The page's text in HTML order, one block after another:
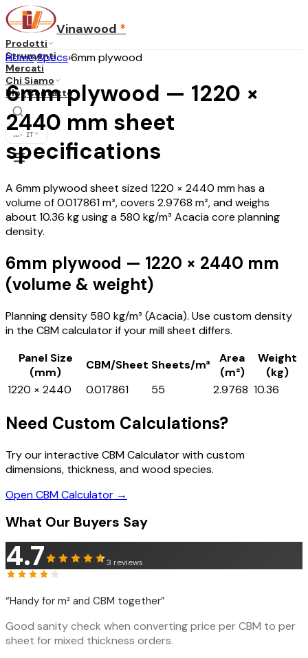
Vinawood *
Prodotti
Strumenti
Mercati
Chi Siamo
BlogContatto
... · IT
Home›Specs›6mm plywood
6mm plywood — 1220 ×
2440 mm sheet
specifications
A 6mm plywood sheet sized 1220 × 2440 mm has a
volume of 0.017861 m³, covers 2.9768 m², and weighs
about 10.36 kg using a 580 kg/m³ Acacia core planning
density.
6mm plywood — 1220 × 2440 mm
(volume & weight)
Planning density 580 kg/m³ (Acacia). Use custom density
in the CBM calculator if your mill sheet differs.
Panel Size
(mm)
CBM/Sheet Sheets/m³
Area
(m²)
Weight
(kg)
1220 × 2440
0.017861 55 2.9768 10.36
Need Custom Calculations?
Try our interactive CBM Calculator with custom
dimensions, thickness, and wood species.
Open CBM Calculator →
What Our Buyers Say
4.7 3 reviews
“Handy for m² and CBM together”
Good sanity check when converting price per CBM to per
sheet for mixed thickness orders.